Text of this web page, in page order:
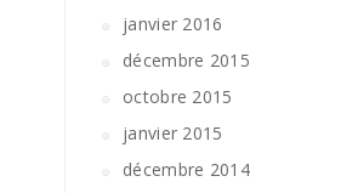
janvier 2016
décembre 2015
octobre 2015
janvier 2015
décembre 2014